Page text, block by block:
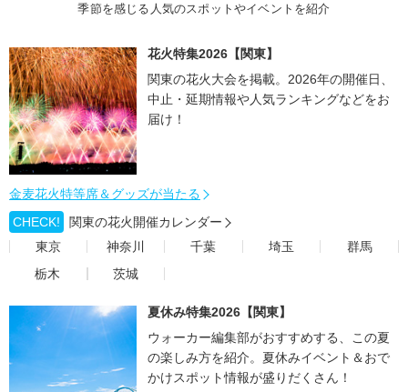
季節を感じる人気のスポットやイベントを紹介
花火特集2026【関東】
関東の花火大会を掲載。2026年の開催日、
中止・延期情報や人気ランキングなどをお
届け！
金麦花火特等席＆グッズが当たる
CHECK!
関東の花火開催カレンダー
東京
神奈川 千葉 埼玉
群馬
栃木
茨城
夏休み特集2026【関東】
ウォーカー編集部がおすすめする、この夏
の楽しみ方を紹介。夏休みイベント＆おで
かけスポット情報が盛りだくさん！